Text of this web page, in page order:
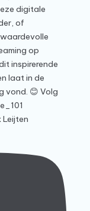
Leijten